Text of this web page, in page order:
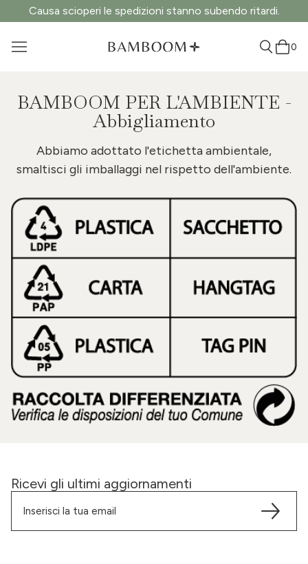
Causa scioperi le spedizioni stanno subendo ritardi.
0
BAMBOOM PER L'AMBIENTE -
Abbigliamento
Abbiamo adottato l'etichetta ambientale,
smaltisci gli imballaggi nel rispetto dell'ambiente.
Ricevi gli ultimi aggiornamenti